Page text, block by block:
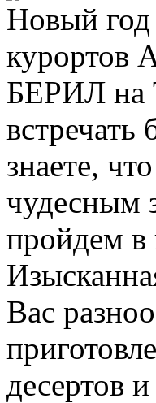
Новый год
БЕРИЛ на
знаете,
чудесным
пройдем в
Вас
десертов